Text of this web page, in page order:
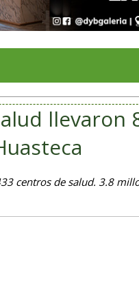
llevaron
centros de salud. 3.8